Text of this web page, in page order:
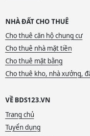
NHÀ ĐẤT CHO THUÊ
Cho thuê căn hộ chung cư
Cho thuê nhà mặt tiền
Cho thuê mặt bằng
Cho thuê kho, nhà xưởng,
VỀ BDS123.VN
Trang chủ
Tuyển dụng